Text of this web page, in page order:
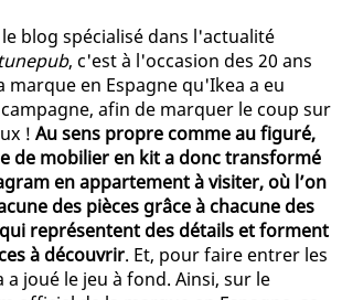
blog spécialisé dans l'actualité
, c'est à l'occasion des 20 ans
marque en Espagne qu'Ikea a eu
afin de marquer le coup sur
! Au sens propre comme au figuré,
de mobilier en kit a donc transformé
en appartement à visiter, où l’on
des pièces grâce à chacune des
représentent des détails et forment
à découvrir. Et, pour faire entrer les
a joué le jeu à fond. Ainsi, sur le